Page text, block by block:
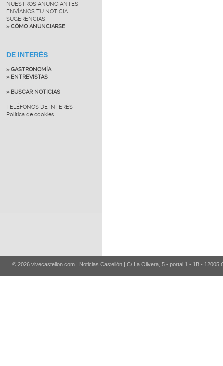
NUESTROS ANUNCIANTES
ENVÍANOS TU NOTICIA
SUGERENCIAS
» CÓMO ANUNCIARSE
DE INTERÉS
» GASTRONOMÍA
» ENTREVISTAS
» BUSCAR NOTICIAS
TELÉFONOS DE INTERÉS
Política de cookies
© 2026 vivecastellon.com | Noticias Castellón | C/ La Olivera, 5 - portal 1 - 1B - 12005